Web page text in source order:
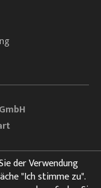
der Verwendung
"Ich stimme zu".